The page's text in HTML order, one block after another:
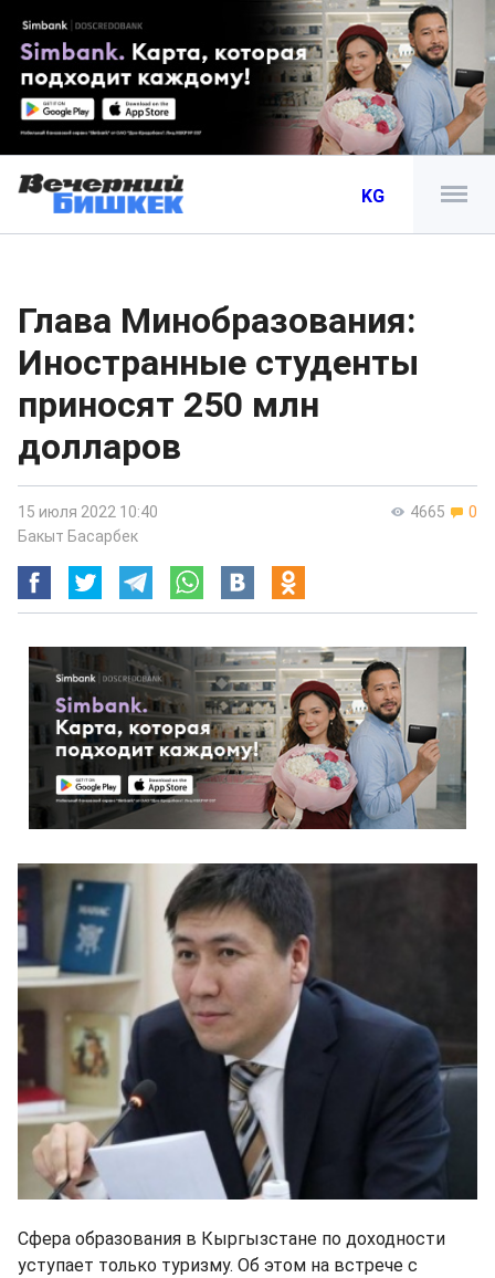
KG
Глава Минобразования:
Иностранные студенты
приносят 250 млн
долларов
4665 0
15 июля 2022 10:40
Бакыт Басарбек
Сфера образования в Кыргызстане по доходности
уступает только туризму. Об этом на встрече с